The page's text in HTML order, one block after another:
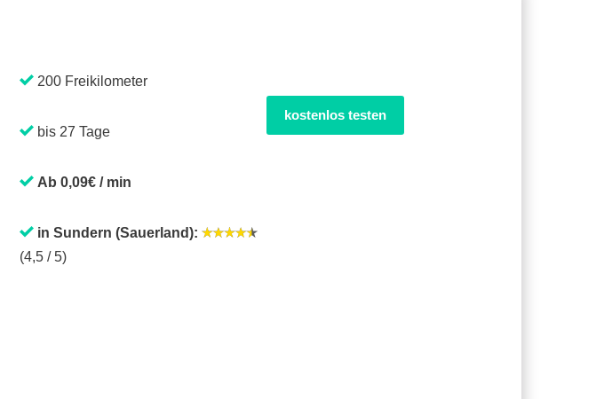
200 Freikilometer
bis 27 Tage
Ab 0,09€ / min
in Sundern (Sauerland):
(4,5 / 5)
kostenlos testen